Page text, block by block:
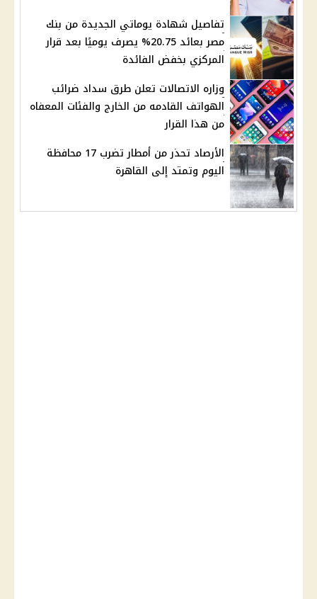
تفاصيل شهادة يوماتي الجديدة من بنك
مصر بعائد 20.75% يصرف يوميًا بعد قرار
المركزي بخفض الفائدة
وزاره الاتصالات تعلن طرق سداد ضرائب
الهواتف القادمه من الخارج والفئات المعفاه
من هذا القرار
الأرصاد تحذر من أمطار تضرب 17 محافظة
اليوم وتمتد إلى القاهرة